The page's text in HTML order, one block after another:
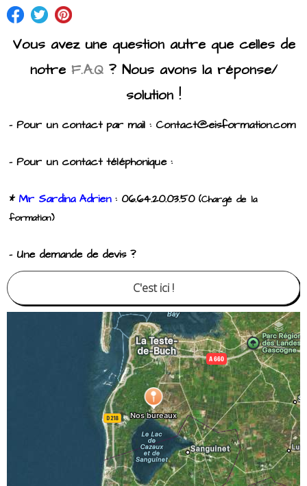
Vous avez une question autre que celles de
notre F.A.Q? Nous avons la réponse/
solution !
- Pour un contact par mail : Contact@eisformation.com
- Pour un contact téléphonique :
* Mr Sardina Adrien: 06.64.20.03.50 (Chargé de la
formation)
- Une demande de devis ?
C'est ici !